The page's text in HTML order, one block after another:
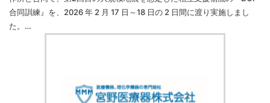
合同訓練』を、2026 年 2 月 17 日～18 日の 2 日間に渡り実施しまし
た。…